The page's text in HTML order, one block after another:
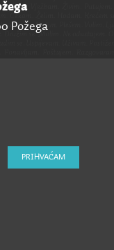
Požega
PRIHVAĆAM